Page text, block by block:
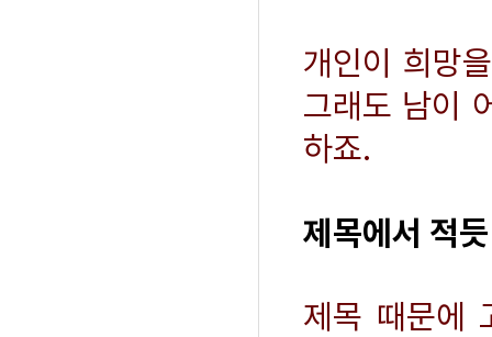
개인이 희망
그래도 남이
하죠.
제목에서 적
제목 때문에